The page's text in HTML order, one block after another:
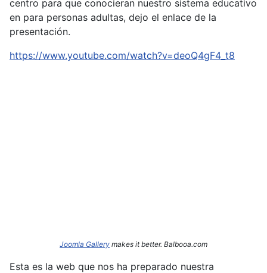
centro para que conocieran nuestro sistema educativo
en para personas adultas, dejo el enlace de la
presentación.
https://www.youtube.com/watch?v=deoQ4gF4_t8
Joomla Gallery makes it better. Balbooa.com
Esta es la web que nos ha preparado nuestra